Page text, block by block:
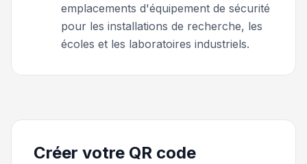
emplacements d'équipement de sécurité
pour les installations de recherche, les
écoles et les laboratoires industriels.
Créer votre QR code